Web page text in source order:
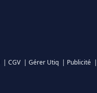
| CGV | Gérer Utiq | Publicité |